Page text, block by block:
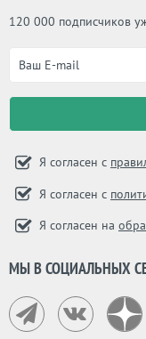
120 000 подписчиков
Я согласен с
Я согласен с
Я согласен на
МЫ В СОЦИАЛЬНЫХ